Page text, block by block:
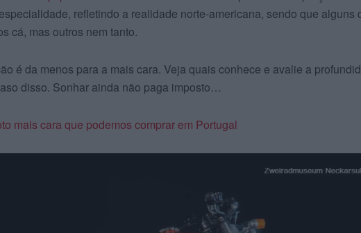
refletindo a realidade norte-americana, sendo que alguns
cá, mas outros nem tanto.
é da menos para a mais cara. Veja quais conhece e avalie a
disso. Sonhar ainda não paga imposto…
mais cara que podemos comprar em Portugal